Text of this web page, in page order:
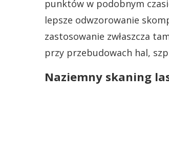
punktów w podobnym
lepsze odwzorowanie
zastosowanie zwłaszcza
przy przebudowach hal,
Naziemny skaning